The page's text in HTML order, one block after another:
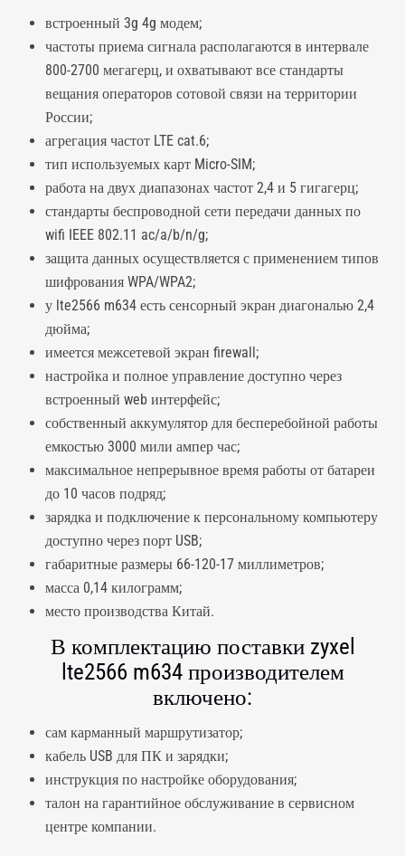
встроенный 3g 4g модем;
частоты приема сигнала располагаются в интервале
800-2700 мегагерц, и охватывают все стандарты
вещания операторов сотовой связи на территории
России;
агрегация частот LTE cat.6;
тип используемых карт Micro-SIM;
работа на двух диапазонах частот 2,4 и 5 гигагерц;
стандарты беспроводной сети передачи данных по
wifi IEEE 802.11 ac/a/b/n/g;
защита данных осуществляется с применением типов
шифрования WPA/WPA2;
у lte2566 m634 есть сенсорный экран диагональю 2,4
дюйма;
имеется межсетевой экран firewall;
настройка и полное управление доступно через
встроенный web интерфейс;
собственный аккумулятор для бесперебойной работы
емкостью 3000 мили ампер час;
максимальное непрерывное время работы от батареи
до 10 часов подряд;
зарядка и подключение к персональному компьютеру
доступно через порт USB;
габаритные размеры 66-120-17 миллиметров;
масса 0,14 килограмм;
место производства Китай.
В комплектацию поставки zyxel
lte2566 m634 производителем
включено:
сам карманный маршрутизатор;
кабель USB для ПК и зарядки;
инструкция по настройке оборудования;
талон на гарантийное обслуживание в сервисном
центре компании.